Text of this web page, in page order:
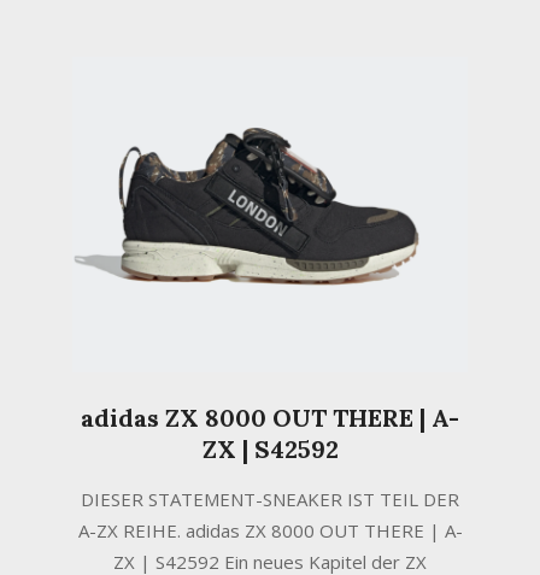
adidas ZX 8000 OUT THERE | A-
ZX | S42592
12-
11
DIESER STATEMENT-SNEAKER IST TEIL DER
A-ZX REIHE. adidas ZX 8000 OUT THERE | A-
ZX | S42592 Ein neues Kapitel der ZX